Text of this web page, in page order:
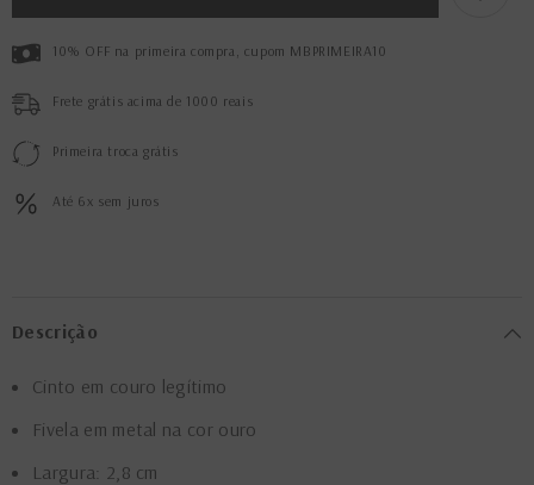
10% OFF na primeira compra, cupom MBPRIMEIRA10
Frete grátis acima de 1000 reais
Primeira troca grátis
Até 6x sem juros
Descrição
Cinto em couro legítimo
Fivela em metal na cor ouro
Largura: 2,8 cm